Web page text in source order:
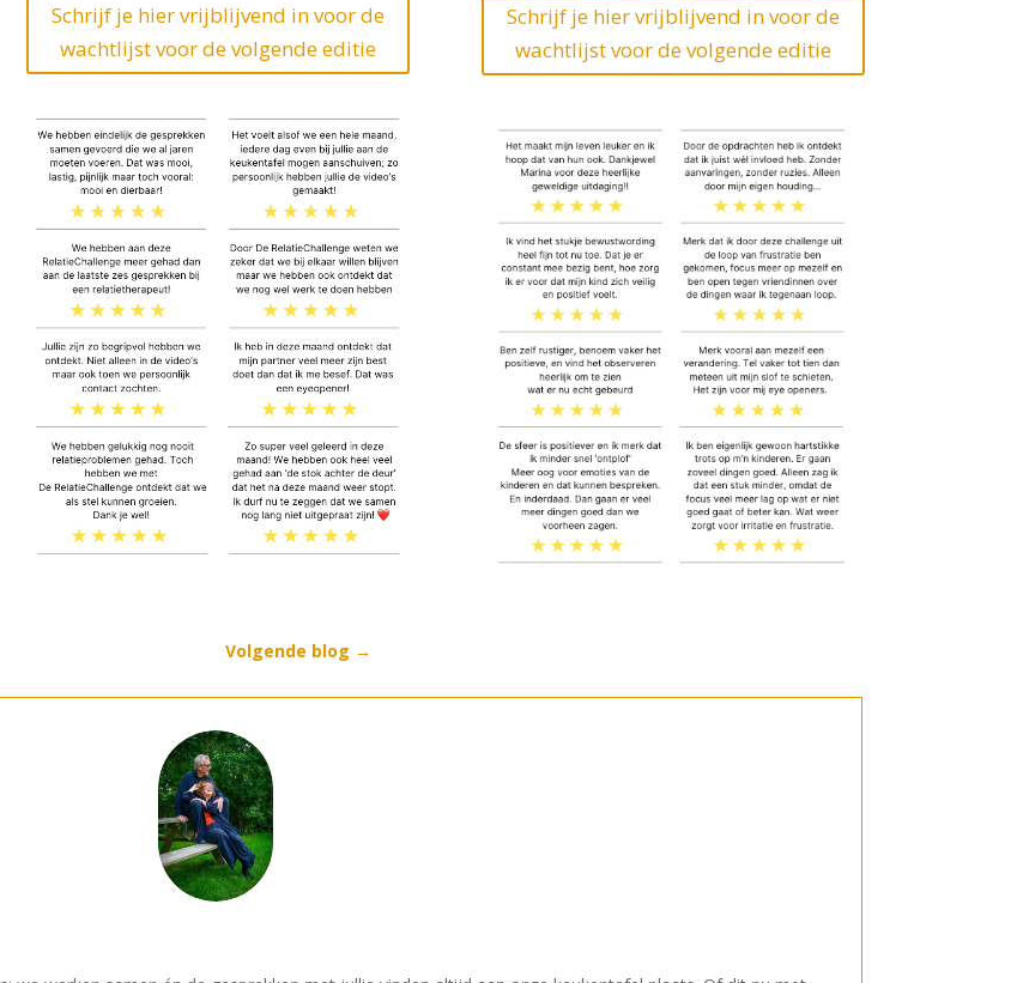
Schrijf je hier vrijblijvend in voor de
wachtlijst voor de volgende editie
Schrijf je hier vrijblijvend in voor de
wachtlijst voor de volgende editie
Volgende blog →